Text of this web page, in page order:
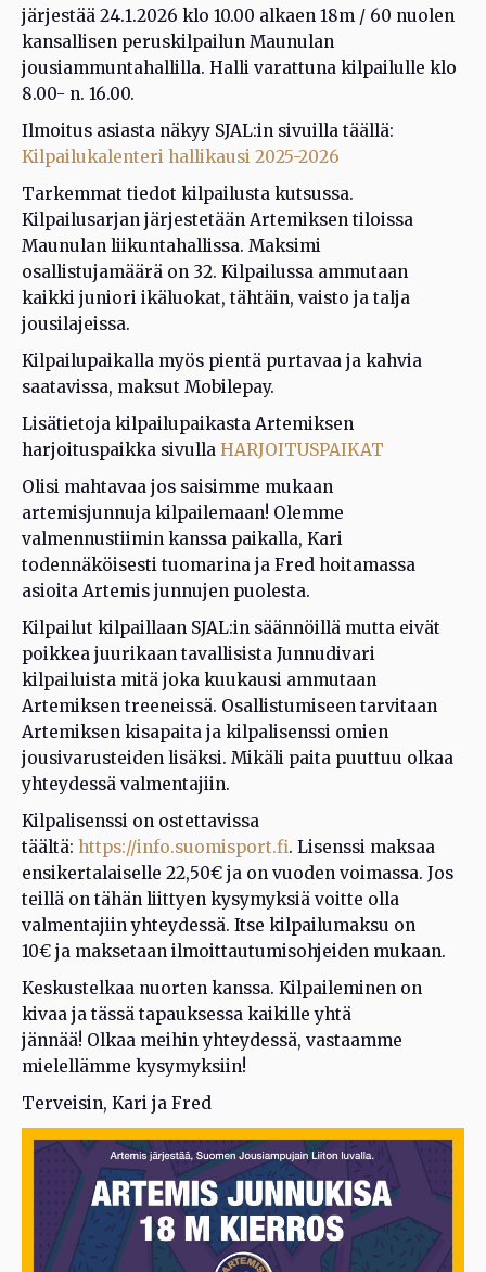
järjestää 24.1.2026 klo 10.00 alkaen 18m / 60 nuolen
kansallisen peruskilpailun Maunulan
jousiammuntahallilla. Halli varattuna kilpailulle klo
8.00- n. 16.00.
Ilmoitus asiasta näkyy SJAL:in sivuilla täällä:
Kilpailukalenteri hallikausi 2025-2026
Tarkemmat tiedot kilpailusta kutsussa.
Kilpailusarjan järjestetään Artemiksen tiloissa
Maunulan liikuntahallissa. Maksimi
osallistujamäärä on 32. Kilpailussa ammutaan
kaikki juniori ikäluokat, tähtäin, vaisto ja talja
jousilajeissa.
Kilpailupaikalla myös pientä purtavaa ja kahvia
saatavissa, maksut Mobilepay.
Lisätietoja kilpailupaikasta Artemiksen
harjoituspaikka sivulla HARJOITUSPAIKAT
Olisi mahtavaa jos saisimme mukaan
artemisjunnuja kilpailemaan! Olemme
valmennustiimin kanssa paikalla, Kari
todennäköisesti tuomarina ja Fred hoitamassa
asioita Artemis junnujen puolesta.
Kilpailut kilpaillaan SJAL:in säännöillä mutta eivät
poikkea juurikaan tavallisista Junnudivari
kilpailuista mitä joka kuukausi ammutaan
Artemiksen treeneissä. Osallistumiseen tarvitaan
Artemiksen kisapaita ja kilpalisenssi omien
jousivarusteiden lisäksi. Mikäli paita puuttuu olkaa
yhteydessä valmentajiin.
Kilpalisenssi on ostettavissa
täältä: https://info.suomisport.fi. Lisenssi maksaa
ensikertalaiselle 22,50€ ja on vuoden voimassa. Jos
teillä on tähän liittyen kysymyksiä voitte olla
valmentajiin yhteydessä. Itse kilpailumaksu on
10€ ja maksetaan ilmoittautumisohjeiden mukaan.
Keskustelkaa nuorten kanssa. Kilpaileminen on
kivaa ja tässä tapauksessa kaikille yhtä
jännää! Olkaa meihin yhteydessä, vastaamme
mielellämme kysymyksiin!
Terveisin, Kari ja Fred